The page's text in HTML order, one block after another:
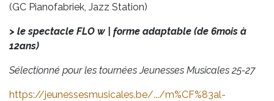
(GC Pianofabriek, Jazz Station)
> le spectacle FLO w | forme adaptable (de 6mois à
12ans)
Sélectionné pour les tournées Jeunesses Musicales 25-27
https://jeunessesmusicales.be/.../m%CF%83al-